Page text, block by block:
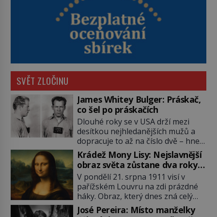
SVĚT ZLOČINU
James Whitey Bulger: Práskač,
co šel po práskačích
Dlouhé roky se v USA drží mezi
desítkou nejhledanějších mužů a
dopracuje to až na číslo dvě – hned
po Usámovi bin Ládinovi (1957–
2011). To je James „Whitey“ Bulger
(1929–2018) viněný ze spoluúčasti
na 19 vraždách, vydírání a lichvy. A
samozřejmě, krom toho je ještě
drogový dealer, který neváhá
odstranit z cesty všechny práskače,
Krádež Mony Lisy: Nejslavnější
obraz světa zůstane dva roky
nezvěstný
V pondělí 21. srpna 1911 visí v
pařížském Louvru na zdi prázdné
háky. Obraz, který dnes zná celý
svět, je pryč. Zpočátku si nikdo
José Pereira: Místo manželky